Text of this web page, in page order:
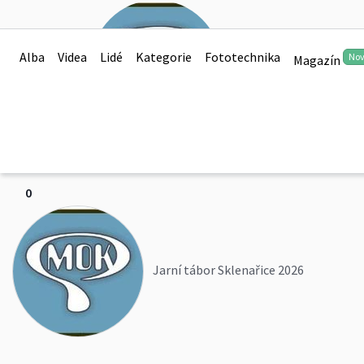
Alba Videa Lidé Kategorie Fototechnika Magazín
mokro
0
Jarní tábor Sklenařice 2026